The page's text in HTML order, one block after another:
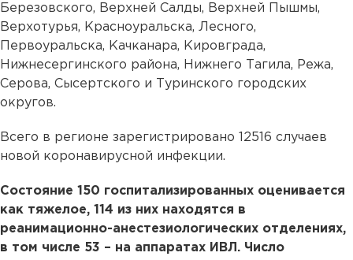
Березовского, Верхней Салды, Верхней Пышмы,
Верхотурья, Красноуральска, Лесного,
Первоуральска, Качканара, Кировграда,
Нижнесергинского района, Нижнего Тагила, Режа,
Серова, Сысертского и Туринского городских
округов.
Всего в регионе зарегистрировано 12516 случаев
новой коронавирусной инфекции.
Состояние 150 госпитализированных оценивается
как тяжелое, 114 из них находятся в
реанимационно-анестезиологических отделениях,
в том числе 53 – на аппаратах ИВЛ. Число